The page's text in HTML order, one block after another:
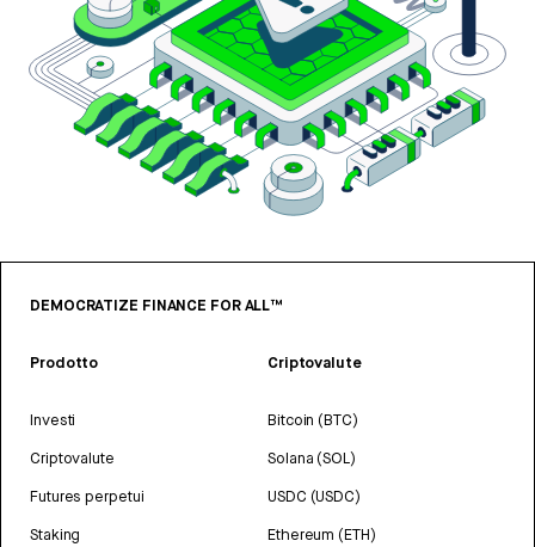
DEMOCRATIZE FINANCE FOR ALL™
Prodotto
Investi
Criptovalute
Futures perpetui
Staking
Criptovalute
Bitcoin (BTC)
Solana (SOL)
USDC (USDC)
Ethereum (ETH)